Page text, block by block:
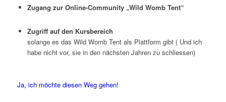
Zugang zur Online-Community „Wild Womb Tent“
Zugriff auf den Kursbereich
solange es das Wild Womb Tent als Plattform gibt ( Und ich
habe nicht vor, sie in den nächsten Jahren zu schliessen)
Ja, ich möchte diesen Weg gehen!